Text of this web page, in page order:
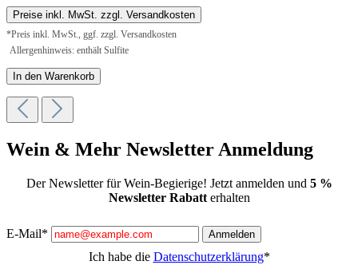
Preise inkl. MwSt. zzgl. Versandkosten
*Preis inkl. MwSt., ggf. zzgl. Versandkosten
Allergenhinweis: enthält Sulfite
In den Warenkorb
Wein & Mehr Newsletter Anmeldung
Der Newsletter für Wein-Begierige! Jetzt anmelden und 5 %
Newsletter Rabatterhalten
E-Mail* Anmelden
Ich habe die Datenschutzerklärung*